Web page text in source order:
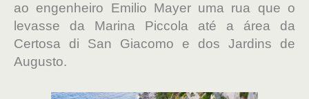
ao engenheiro Emilio Mayer uma rua que o
levasse da Marina Piccola até a área da
Certosa di San Giacomo e dos Jardins de
Augusto.